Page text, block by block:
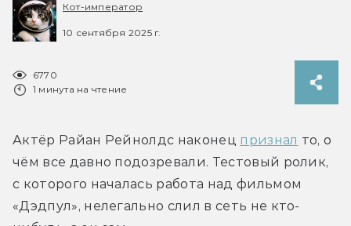
Кот-император
10 сентября 2025 г.
6770
1 минута на чтение
Актёр Райан Рейнолдс наконец признал то, о
чём все давно подозревали. Тестовый ролик,
с которого началась работа над фильмом
«Дэдпул», нелегально слил в сеть не кто-